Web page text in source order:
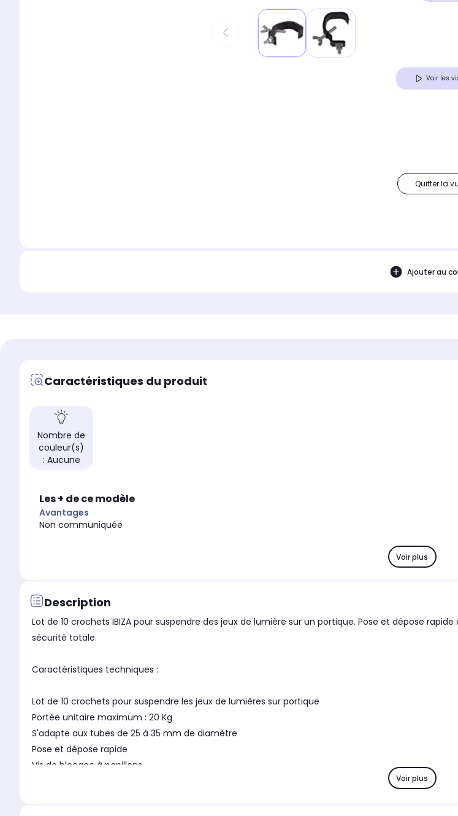
Voir les
Quitter la
Ajouter au
Caractéristiques du produit
Nombre de
couleur(s)
: Aucune
Les + de ce modèle
Avantages
Non communiquée
Voir plus
Description
Lot de 10 crochets IBIZA pour suspendre des jeux de lumière sur un portique. Pose et dépose
sécurité totale.
Caractéristiques techniques :
Lot de 10 crochets pour suspendre les jeux de lumières sur portique
Portée unitaire maximum : 20 Kg
S'adapte aux tubes de 25 à 35 mm de diamètre
Pose et dépose rapide
Vis de blocage à papillons
Voir plus